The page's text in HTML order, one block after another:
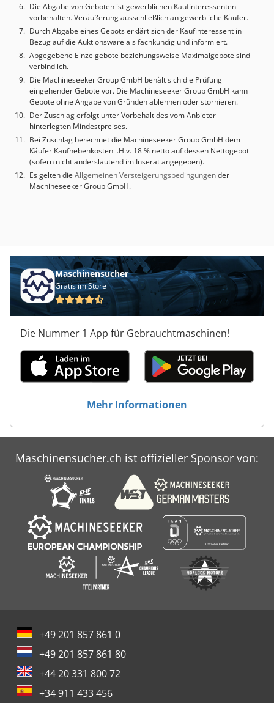
Die Abgabe von Geboten ist gewerblichen Kaufinteressenten
vorbehalten. Veräußerung ausschließlich an gewerbliche Käufer.
Durch Abgabe eines Gebots erklärt sich der Kaufinteressent in
Bezug auf die Auktionsware als fachkundig und informiert.
Abgegebene Einzelgebote beziehungsweise Maximalgebote sind
verbindlich.
Die Machineseeker Group GmbH behält sich die Prüfung
eingehender Gebote vor. Die Machineseeker Group GmbH kann
Gebote ohne Angabe von Gründen ablehnen oder stornieren.
Der Zuschlag erfolgt unter Vorbehalt des vom Anbieter
hinterlegten Mindestpreises.
Bei Zuschlag berechnet die Machineseeker Group GmbH dem
Käufer Kaufnebenkosten i.H.v. 18 % netto auf dessen Nettogebot
(sofern nicht anderslautend im Inserat angegeben).
Es gelten die Allgemeinen Versteigerungsbedingungender
Machineseeker Group GmbH.
Maschinensucher
Gratis im Store
Die Nummer 1 App für Gebrauchtmaschinen!
Mehr Informationen
Maschinensucher.ch ist offizieller Sponsor von:
+49 201 857 861 0
+49 201 857 861 80
+44 20 331 800 72
+34 911 433 456